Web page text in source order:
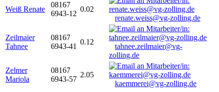
Weiß Renate
08167
6943-12
0.02
renate.weiss@vg-zolling.de
Zeilmaier
Tahnee
08167
6943-41
0.12
tahnee.zeilmaier@vg-
zolling.de
Zelmer
Mariola
08167
6943-57
2.05
kaemmerei@vg-zolling.de